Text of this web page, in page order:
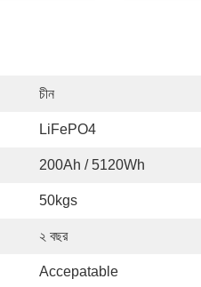
চীন
LiFePO4
200Ah / 5120Wh
50kgs
২ বছর
Accepatable